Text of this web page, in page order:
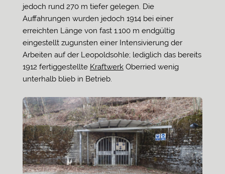
jedoch rund 270 m tiefer gelegen. Die
Auffahrungen wurden jedoch 1914 bei einer
erreichten Länge von fast 1.100 m endgültig
eingestellt zugunsten einer Intensivierung der
Arbeiten auf der Leopoldsohle; lediglich das bereits
1912 fertiggestellte Kraftwerk Oberried wenig
unterhalb blieb in Betrieb.